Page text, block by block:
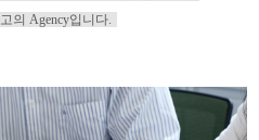
의 Agency입니다.